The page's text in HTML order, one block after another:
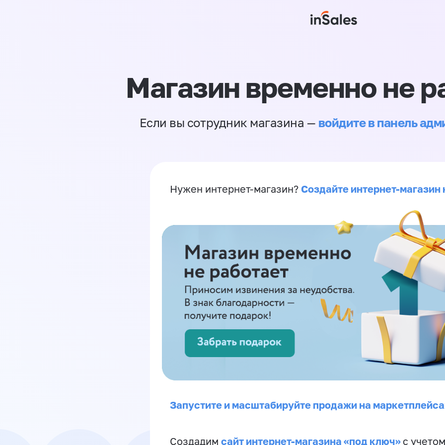
Магазин временно не
Если вы сотрудник магазина — войдите в панель
Нужен интернет-магазин? Создайте интернет-магазин
Запустите и масштабируйте продажи на
Создадим сайт интернет-магазина «под ключ» с учетом